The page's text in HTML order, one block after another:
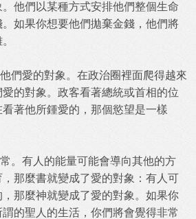
他們以某種方式安排他們整個生命
如果你想要他們拋棄金錢，他們將
愛的對象。在政治圈裡面爬得越來
的對象。政客看著總統或首相的位
著他所鍾愛的，那個慾望是一樣
有人的能量可能會導向其他的方
那麼書就變成了愛的對象：有人可
那麼神就變成了愛的對象。如果你
的聖人的生活，你們將會覺得非常